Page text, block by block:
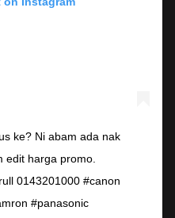
ke? Ni abam ada nak
edit harga promo.
0143201000 #canon
#panasonic